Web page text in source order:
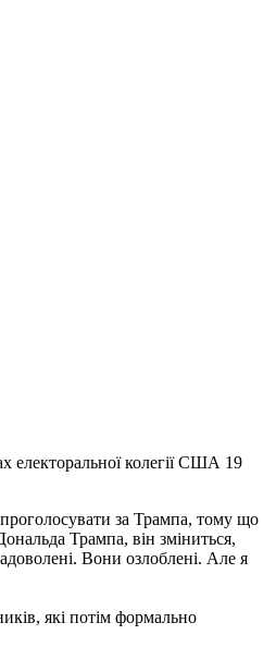
електоральної колегії США 19
за Трампа, тому що
Трампа, він зміниться,
Вони озлоблені. Але я
які потім формально